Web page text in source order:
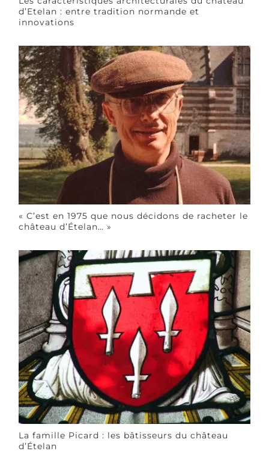
d’Etelan : entre tradition normande et
innovations
« C’est en 1975 que nous décidons de racheter le
château d’Ételan… »
La famille Picard : les bâtisseurs du château
d’Ételan